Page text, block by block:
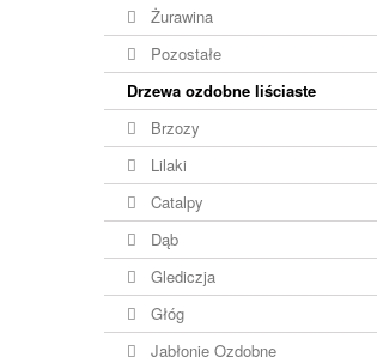
Żurawina
Pozostałe
Drzewa ozdobne liściaste
Brzozy
Lilaki
Catalpy
Dąb
Glediczja
Głóg
Jabłonie Ozdobne